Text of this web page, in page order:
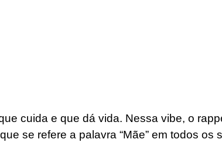
cuida e que dá vida. Nessa vibe, o
se refere a palavra “Mãe” em todos